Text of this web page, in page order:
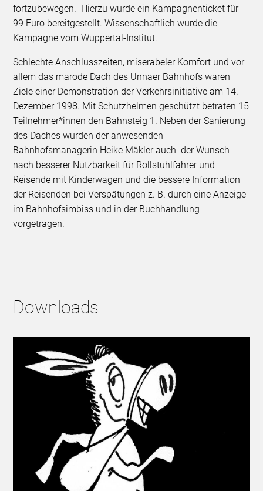
fortzubewegen. Hierzu wurde ein Kampagnenticket für
99 Euro bereitgestellt. Wissenschaftlich wurde die
Kampagne vom Wuppertal-Institut.
Schlechte Anschlusszeiten, miserabeler Komfort und vor
allem das marode Dach des Unnaer Bahnhofs waren
Ziele einer Demonstration der Verkehrsinitiative am 14.
Dezember 1998. Mit Schutzhelmen geschützt betraten 15
Teilnehmer*innen den Bahnsteig 1. Neben der Sanierung
des Daches wurden der anwesenden
Bahnhofsmanagerin Heike Mäkler auch der Wunsch
nach besserer Nutzbarkeit für Rollstuhlfahrer und
Reisende mit Kinderwagen und die bessere Information
der Reisenden bei Verspätungen z. B. durch eine Anzeige
im Bahnhofsimbiss und in der Buchhandlung
vorgetragen.
Downloads